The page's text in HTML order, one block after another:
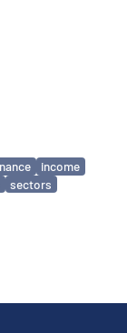
income
sectors